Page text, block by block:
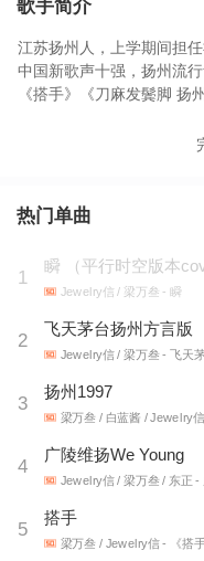
歌手简介
江苏扬州人，上学期间担
中国新歌声十强，扬州流
《搭手》《刀麻发鬓脚 扬
热门单曲
1
瞬 （平行时空版本
Jewelry信 / 梁万叁 - 瞬
2
飞天茅台扬州方言版
Jewelry信 / 梁万叁- 飞天
3
扬州1997
梁万叁 / 白蓝酱 / Jewelry信
4
广陵维扬We Young
Jewelry信 / 梁万叁 / 东正 -
5
搭手
梁万叁 / Jewelry信- 《搭手